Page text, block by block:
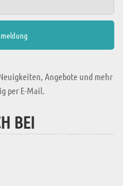
Angebote und mehr
per E-Mail.
BEI